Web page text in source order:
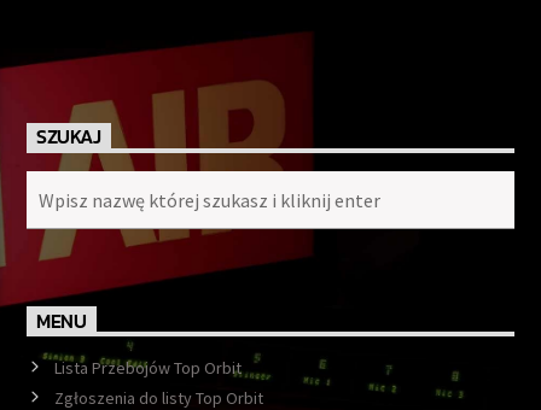
SZUKAJ
MENU
Lista Przebojów Top Orbit
Zgłoszenia do listy Top Orbit